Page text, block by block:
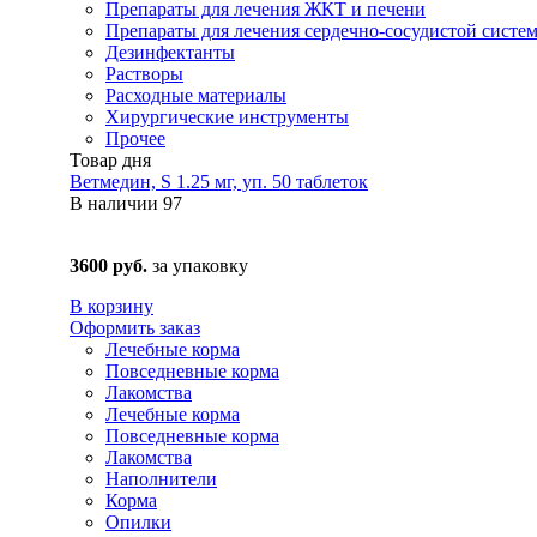
Препараты для лечения ЖКТ и печени
Препараты для лечения сердечно-сосудистой
Дезинфектанты
Растворы
Расходные материалы
Хирургические инструменты
Прочее
Товар дня
Ветмедин, S 1.25 мг, уп. 50 таблеток
В наличии 97
3600 руб. за упаковку
В корзину
Оформить заказ
Лечебные корма
Повседневные корма
Лакомства
Лечебные корма
Повседневные корма
Лакомства
Наполнители
Корма
Опилки